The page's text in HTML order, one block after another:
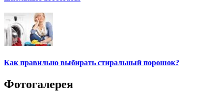
Как правильно выбирать стиральный порошок?
Фотогалерея